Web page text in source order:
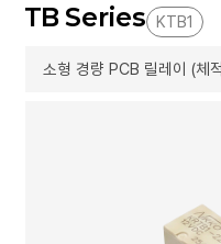
TB Series KTB1
소형 경량 PCB 릴레이 (체